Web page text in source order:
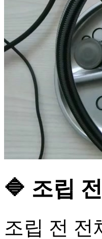
🔷 조립
조립 전 전